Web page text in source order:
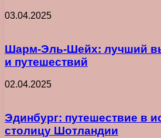
03.04.2025
Шарм-Эль-Шейх: лучший
и путешествий
02.04.2025
Эдинбург: путешествие в
столицу Шотландии